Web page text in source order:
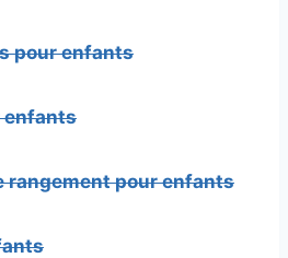
pour enfants
enfants
rangement pour enfants